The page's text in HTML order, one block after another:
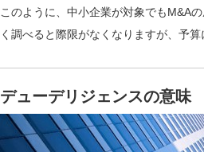
このように、中小企業が対象でもM&A
く調べると際限がなくなりますが、予
デューデリジェンスの意味